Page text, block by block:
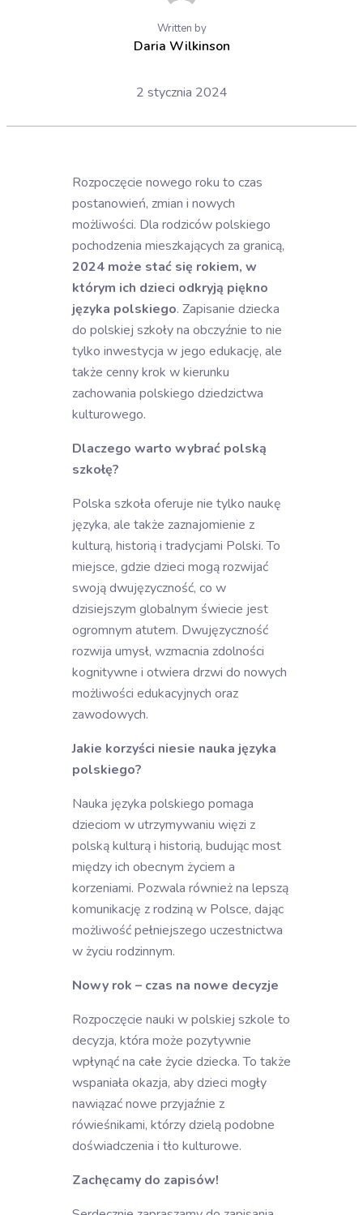
Written by
Daria Wilkinson
2 stycznia 2024
Rozpoczęcie nowego roku to czas
postanowień, zmian i nowych
możliwości. Dla rodziców polskiego
pochodzenia mieszkających za granicą,
2024 może stać się rokiem, w
którym ich dzieci odkryją piękno
języka polskiego. Zapisanie dziecka
do polskiej szkoły na obczyźnie to nie
tylko inwestycja w jego edukację, ale
także cenny krok w kierunku
zachowania polskiego dziedzictwa
kulturowego.
Dlaczego warto wybrać polską
szkołę?
Polska szkoła oferuje nie tylko naukę
języka, ale także zaznajomienie z
kulturą, historią i tradycjami Polski. To
miejsce, gdzie dzieci mogą rozwijać
swoją dwujęzyczność, co w
dzisiejszym globalnym świecie jest
ogromnym atutem. Dwujęzyczność
rozwija umysł, wzmacnia zdolności
kognitywne i otwiera drzwi do nowych
możliwości edukacyjnych oraz
zawodowych.
Jakie korzyści niesie nauka języka
polskiego?
Nauka języka polskiego pomaga
dzieciom w utrzymywaniu więzi z
polską kulturą i historią, budując most
między ich obecnym życiem a
korzeniami. Pozwala również na lepszą
komunikację z rodziną w Polsce, dając
możliwość pełniejszego uczestnictwa
w życiu rodzinnym.
Nowy rok – czas na nowe decyzje
Rozpoczęcie nauki w polskiej szkole to
decyzja, która może pozytywnie
wpłynąć na całe życie dziecka. To także
wspaniała okazja, aby dzieci mogły
nawiązać nowe przyjaźnie z
rówieśnikami, którzy dzielą podobne
doświadczenia i tło kulturowe.
Zachęcamy do zapisów!